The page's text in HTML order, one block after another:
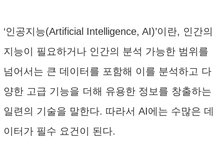
‘인공지능(Artificial Intelligence, AI)’이란, 인간의
지능이 필요하거나 인간의 분석 가능한 범위를
넘어서는 큰 데이터를 포함해 이를 분석하고 다
양한 고급 기능을 더해 유용한 정보를 창출하는
일련의 기술을 말한다. 따라서 AI에는 수많은 데
이터가 필수 요건이 된다.